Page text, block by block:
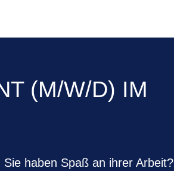
(M/W/D) IM
haben Spaß an ihrer Arbeit?